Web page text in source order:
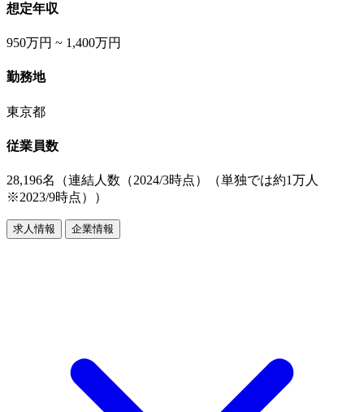
想定年収
950万円 ~ 1,400万円
勤務地
東京都
従業員数
28,196名（連結人数（2024/3時点）（単独では約1万人
※2023/9時点））
求人情報 企業情報